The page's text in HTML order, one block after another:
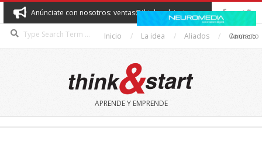
Skip
to
content
Anúnciate con nosotros: ventas@thinkandstart.com
Inicio La idea Aliados Contacto
THINK&START
APRENDE Y EMPRENDE
Anuncio